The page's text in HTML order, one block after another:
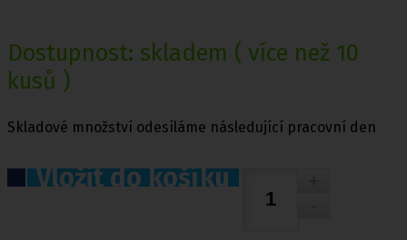
Dostupnost: skladem ( více než 10
kusů )
Skladové množství odesíláme následující pracovní den
Vložit do košíku